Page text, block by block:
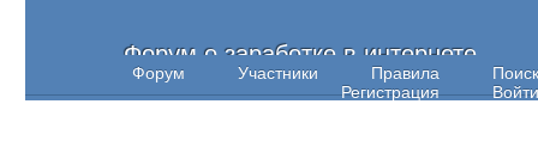
Форум о заработке в интернете
Форум Участники Правила
Поиск
Регистрация
Войти